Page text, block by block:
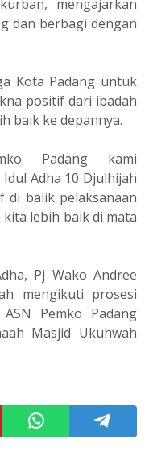
mengajarkan
dan berbagi dengan
Kota Padang untuk
positif dari ibadah
baik ke depannya.
Padang kami
Adha 10 Djulhijah
di balik pelaksanaan
lebih baik di mata
Pj Wako Andree
mengikuti prosesi
Pemko Padang
Masjid Ukuhwah